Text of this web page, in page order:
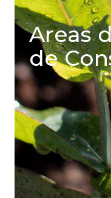
Areas
de